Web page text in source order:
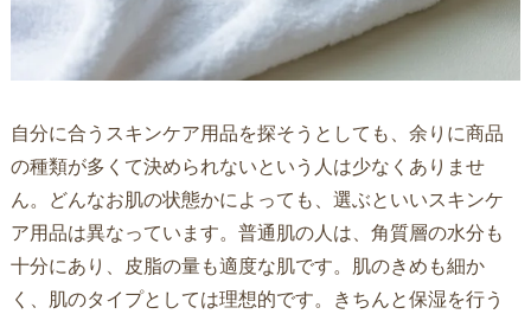
自分に合うスキンケア用品を探そうとしても、余りに商品
の種類が多くて決められないという人は少なくありませ
ん。どんなお肌の状態かによっても、選ぶといいスキンケ
ア用品は異なっています。普通肌の人は、角質層の水分も
十分にあり、皮脂の量も適度な肌です。肌のきめも細か
く、肌のタイプとしては理想的です。きちんと保湿を行う